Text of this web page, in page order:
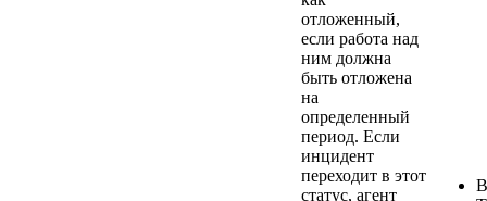
отложенный,
если работа над
ним должна
быть отложена
на
определенный
период. Если
инцидент
переходит в этот
статус, агент